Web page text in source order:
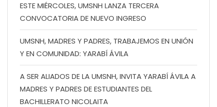
ESTE MIÉRCOLES, UMSNH LANZA TERCERA
CONVOCATORIA DE NUEVO INGRESO
UMSNH, MADRES Y PADRES, TRABAJEMOS EN UNIÓN
Y EN COMUNIDAD: YARABÍ ÁVILA
A SER ALIADOS DE LA UMSNH, INVITA YARABÍ ÁVILA A
MADRES Y PADRES DE ESTUDIANTES DEL
BACHILLERATO NICOLAITA